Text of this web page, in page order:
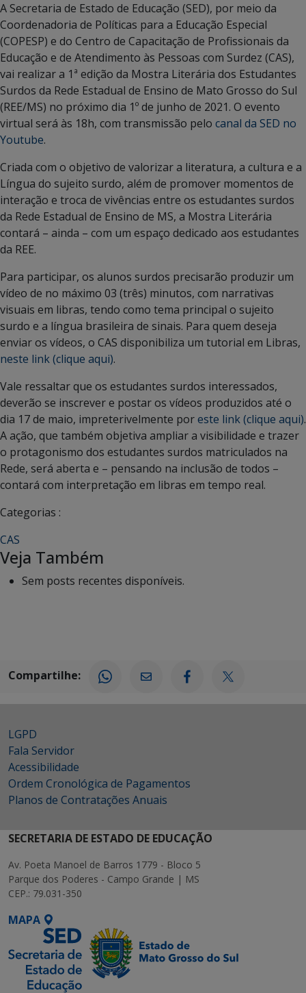
A Secretaria de Estado de Educação (SED), por meio da
Coordenadoria de Políticas para a Educação Especial
(COPESP) e do Centro de Capacitação de Profissionais da
Educação e de Atendimento às Pessoas com Surdez (CAS),
vai realizar a 1ª edição da Mostra Literária dos Estudantes
Surdos da Rede Estadual de Ensino de Mato Grosso do Sul
(REE/MS) no próximo dia 1º de junho de 2021. O evento
virtual será às 18h, com transmissão pelo canal da SED no
Youtube.
Criada com o objetivo de valorizar a literatura, a cultura e a
Língua do sujeito surdo, além de promover momentos de
interação e troca de vivências entre os estudantes surdos
da Rede Estadual de Ensino de MS, a Mostra Literária
contará – ainda – com um espaço dedicado aos estudantes
da REE.
Para participar, os alunos surdos precisarão produzir um
vídeo de no máximo 03 (três) minutos, com narrativas
visuais em libras, tendo como tema principal o sujeito
surdo e a língua brasileira de sinais. Para quem deseja
enviar os vídeos, o CAS disponibiliza um tutorial em Libras,
neste link (clique aqui).
Vale ressaltar que os estudantes surdos interessados,
deverão se inscrever e postar os vídeos produzidos até o
dia 17 de maio, impreterivelmente poreste link (clique aqui).
A ação, que também objetiva ampliar a visibilidade e trazer
o protagonismo dos estudantes surdos matriculados na
Rede, será aberta e – pensando na inclusão de todos –
contará com interpretação em libras em tempo real.
Categorias :
CAS
Veja Também
Sem posts recentes disponíveis.
Compartilhe:
LGPD
Fala Servidor
Acessibilidade
Ordem Cronológica de Pagamentos
Planos de Contratações Anuais
SECRETARIA DE ESTADO DE EDUCAÇÃO
Av. Poeta Manoel de Barros 1779 - Bloco 5
Parque dos Poderes - Campo Grande | MS
CEP.: 79.031-350
MAPA